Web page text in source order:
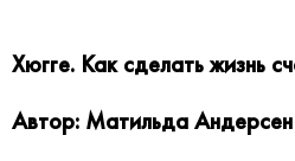
Хюгге. Как сделать жизнь
Автор: Матильда Андерсен